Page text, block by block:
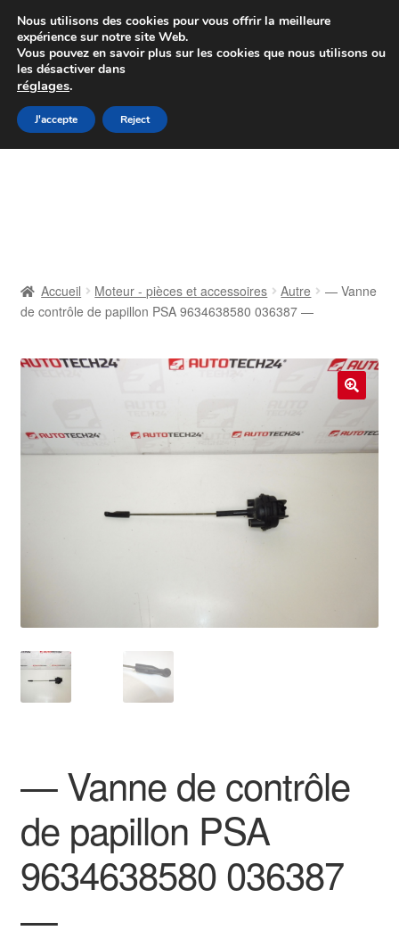
Colissimo livraison à partir de 7 EUR
Du lundi au vendredi de 9 h à 16 h
Aller
à
Aller
au
Contact
Livraison
Livraison internationale
Mon compte
Politique de confidentialité
Procédure de Réclamation
Accueil Moteur - pièces et accessoires Autre
— Vanne
de contrôle de papillon PSA 9634638580 036387 —
— Vanne de contrôle
de papillon PSA
9634638580 036387
—
Nous utilisons des cookies pour vous offrir la meilleure
expérience sur notre site Web.
Vous pouvez en savoir plus sur les cookies que nous utilisons ou
les désactiver dans
réglages.
J'accepte Reject